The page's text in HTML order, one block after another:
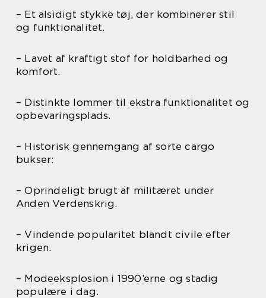
– Et alsidigt stykke tøj, der kombinerer stil
og funktionalitet.
– Lavet af kraftigt stof for holdbarhed og
komfort.
– Distinkte lommer til ekstra funktionalitet og
opbevaringsplads.
– Historisk gennemgang af sorte cargo
bukser:
– Oprindeligt brugt af militæret under
Anden Verdenskrig.
– Vindende popularitet blandt civile efter
krigen.
– Modeeksplosion i 1990’erne og stadig
populære i dag.